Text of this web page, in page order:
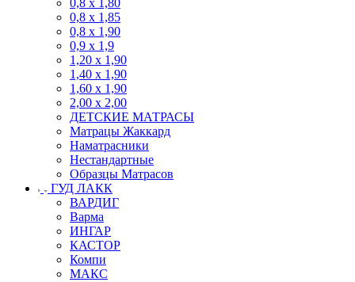
0,8 х 1,85
0,8 х 1,90
0,9 х 1,9
1,20 х 1,90
1,40 х 1,90
1,60 х 1,90
2,00 х 2,00
ДЕТСКИЕ МАТРАСЫ
Матрацы Жаккард
Наматрасники
Нестандартные
Образцы Матрасов
ГУД ЛАКК
ВАРДИГ
Варма
ИНГАР
КАСТОР
Компи
МАКС